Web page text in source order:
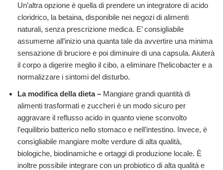
Un’altra opzione è quella di prendere un integratore di acido
cloridrico, la betaina, disponibile nei negozi di alimenti
naturali, senza prescrizione medica. E’ consigliabile
assumerne all’inizio una quanta tale da avvertire una minima
sensazione di bruciore e poi diminuire di una capsula. Aiuterà
il corpo a digerire meglio il cibo, a eliminare l’helicobacter e a
normalizzare i sintomi del disturbo.
La modifica della dieta – Mangiare grandi quantità di
alimenti trasformati e zuccheri è un modo sicuro per
aggravare il reflusso acido in quanto viene sconvolto
l’equilibrio batterico nello stomaco e nell’intestino. Invece, è
consigliabile mangiare molte verdure di alta qualità,
biologiche, biodinamiche e ortaggi di produzione locale. È
inoltre possibile integrare con un probiotico di alta qualità e